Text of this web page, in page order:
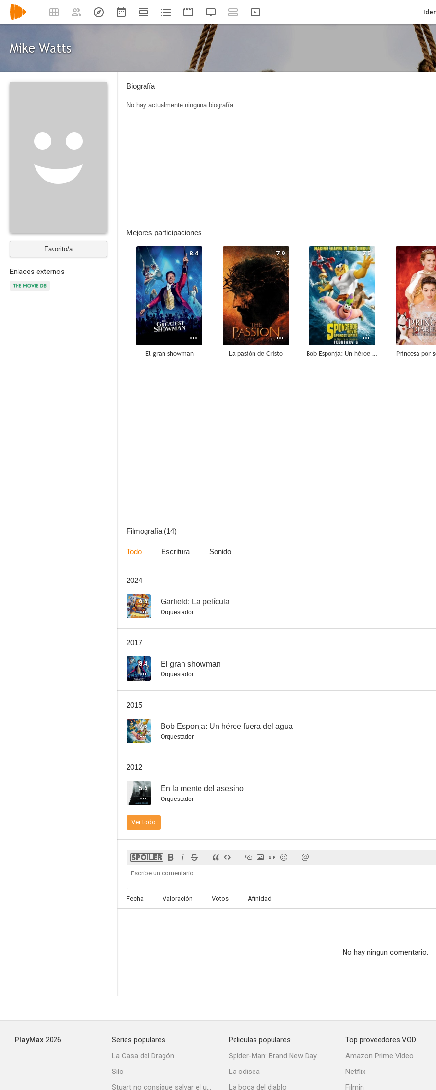
Mike Watts
Favorito/a
Enlaces externos
Biografía
No hay actualmente ninguna biografía.
Mejores participaciones
8.4
El gran showman
7.9
La pasión de Cristo
7.5
Bob Esponja: Un héroe fuera del agua Princesa por
Filmografía (14)
Todo Escritura Sonido
2024
6.6 Garfield: La película
Orquestador
2017
8.4 El gran showman
Orquestador
2015
7.5 Bob Esponja: Un héroe fuera del agua
Orquestador
2012
5.6 En la mente del asesino
Orquestador
Ver todo
Fecha Valoración Votos Afinidad
No hay ningun comentario.
PlayMax 2026
Series populares
La Casa del Dragón
Silo
Stuart no consigue salvar el universo
Peliculas populares
Spider-Man: Brand New Day
La odisea
La boca del diablo
Top proveedores VOD
Amazon Prime Video
Netflix
Filmin